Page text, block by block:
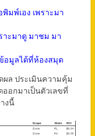
มพ์เอง เพราะมา
าะมาดู มาชม มา
อมูลได้ที่ห้องสมุด
ผล ประเมินความคุ้ม
อกมาเป็นตัวเลขที่
งนี้